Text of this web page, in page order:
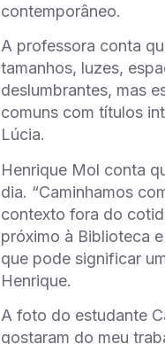
contemporâneo.
A professora conta
tamanhos, luzes,
deslumbrantes, mas
comuns com títulos
Lúcia.
Henrique Mol conta
dia. “Caminhamos
contexto fora do
próximo à Biblioteca
que pode significar
Henrique.
A foto do estudante
gostaram do meu